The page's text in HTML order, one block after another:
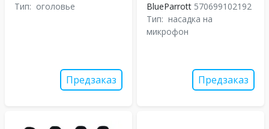
Тип: оголовье
Предзаказ
BlueParrott 570699102192
Тип: насадка на
микрофон
Предзаказ